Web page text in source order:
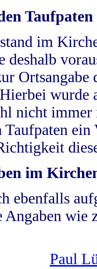
Taufpaten
im
wurde
nicht
Taufpaten
im
ebenfalls
Angaben wie
Paul